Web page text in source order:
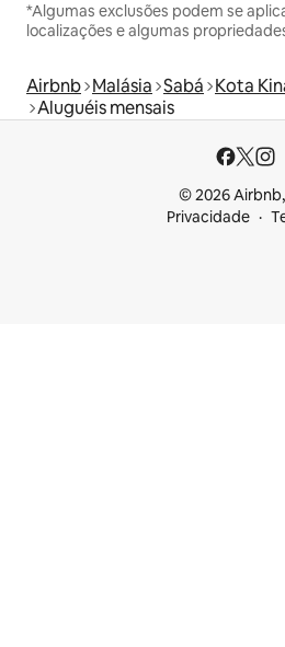
*Algumas exclusões podem se
localizações e algumas
Airbnb Malásia Sabá Kota
Aluguéis mensais
© 2026
Privacidade